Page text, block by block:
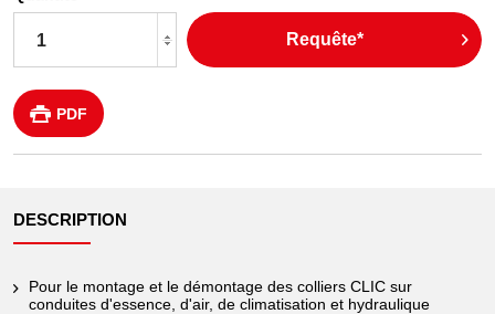
Requête*
PDF
DESCRIPTION
Pour le montage et le démontage des colliers CLIC sur
conduites d'essence, d'air, de climatisation et hydraulique